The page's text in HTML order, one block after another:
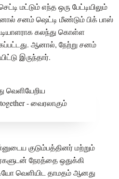
மட்டும் எந்த ஒரு பேட்டியிலும்
சனம் ஷெட்டி மீண்டும் பிக் பாஸ்
கலந்து கொள்ள
ஆனால், நேற்று சனம்
இருந்தார்.
குடும்பத்தினர் மற்றும்
நேரத்தை ஒதுக்கி
வெளியிட தாமதம் ஆனது